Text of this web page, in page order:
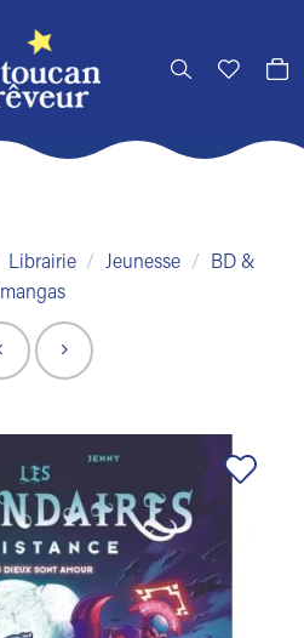
Librairie / Jeunesse /
BD &
mangas
Ajouter